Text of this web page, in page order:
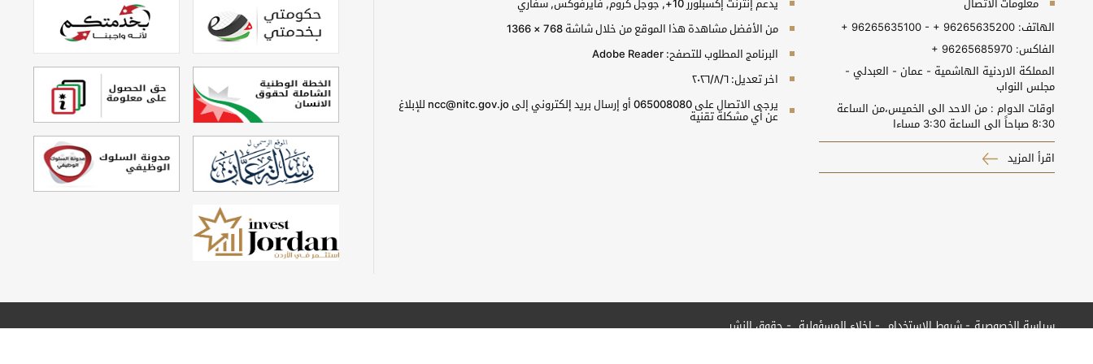
معلومات الاتصال
الهاتف: + 96265635100 - + 96265635200
الفاكس: + 96265685970
المملكة الاردنية الهاشمية - عمان - العبدلي -
مجلس النواب
اوقات الدوام : من الاحد الى الخميس،من الساعة
8:30 صباحاً الى الساعة 3:30 مساءا
اقرأ المزيد
يدعم إنترنت إكسبلورر 10+, جوجل كروم, فايرفوكس, سفاري
من الأفضل مشاهدة هذا الموقع من خلال شاشة 768 × 1366
البرنامج المطلوب للتصفح: Adobe Reader
اخر تعديل: ٢٠٢٦/٨/٦
يرجى الاتصال على 065008080 أو إرسال بريد إلكتروني إلى ncc@nitc.gov.jo للإبلاغ
عن أي مشكلة تقنية
سياسة الخصوصية شروط الاستخدام إخلاء المسؤولية
حقوق النشر